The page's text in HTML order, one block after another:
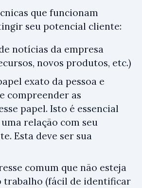
que funcionam
seu potencial cliente:
notícias da empresa
novos produtos, etc.)
exato da pessoa e
compreender as
papel. Isto é essencial
relação com seu
Esta deve ser sua
comum que não esteja
trabalho (fácil de identificar